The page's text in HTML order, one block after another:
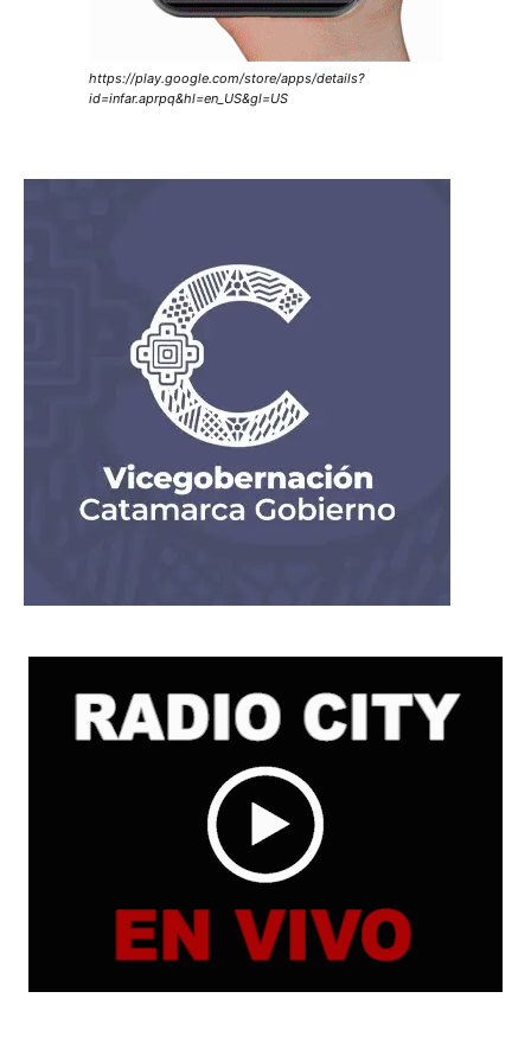
https://play.google.com/store/apps/details?
id=infar.aprpq&hl=en_US&gl=US